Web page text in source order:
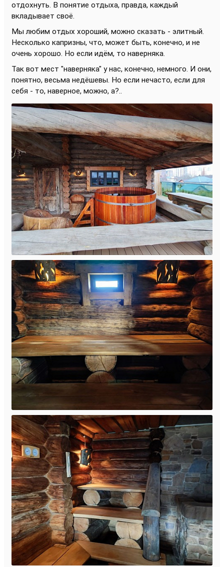
отдохнуть. В понятие отдыха, правда, каждый
вкладывает своё.
Мы любим отдых хороший, можно сказать - элитный.
Несколько капризны, что, может быть, конечно, и не
очень хорошо. Но если идём, то наверняка.
Так вот мест "наверняка" у нас, конечно, немного. И они,
понятно, весьма недёшевы. Но если нечасто, если для
себя - то, наверное, можно, а?..